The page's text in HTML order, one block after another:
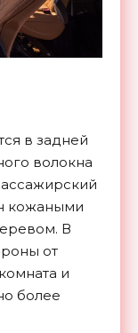
в задней
волокна
кожаными
В
от
и
более